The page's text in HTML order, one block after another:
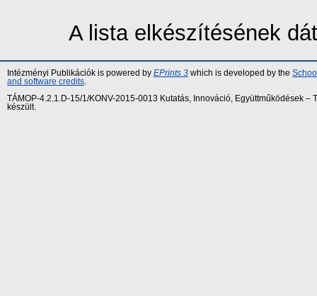
A lista elkészítésének
Intézményi Publikációk is powered by EPrints 3 which is developed by the
and software credits
TÁMOP-4.2.1.D-15/1/KONV-2015-0013 Kutatás, Innováció, Együttműködések
készült.